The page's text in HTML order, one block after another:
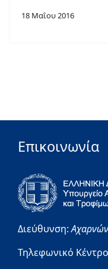
18 Μαΐου 2016
Επικοινωνία
Διεύθυνση:
Τηλεφωνικό